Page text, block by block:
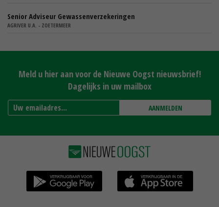
Senior Adviseur Gewassenverzekeringen
AGRIVER U.A. - ZOETERMEER
Meld u hier aan voor de Nieuwe Oogst nieuwsbrief!
Dagelijks in uw mailbox
AANMELDEN